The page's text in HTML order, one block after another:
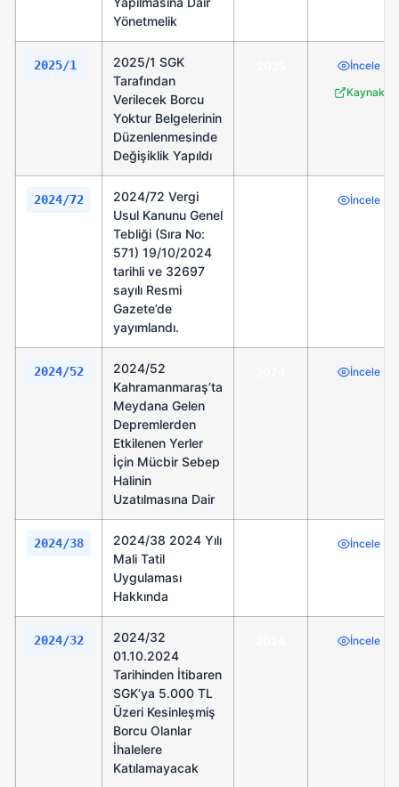
Yönetmelik
2025/1
2025/1 SGK
Tarafından
Verilecek Borcu
Yoktur Belgelerinin
Düzenlenmesinde
Değişiklik Yapıldı
İncele
Kaynak
2024/72
2024/72 Vergi
Usul Kanunu Genel
Tebliği (Sıra No:
571) 19/10/2024
tarihli ve 32697
sayılı Resmi
Gazete’de
yayımlandı.
İncele
2024/52
2024/52
Kahramanmaraş’ta
Meydana Gelen
Depremlerden
Etkilenen Yerler
İçin Mücbir Sebep
Halinin
Uzatılmasına Dair
İncele
2024/38
2024/38 2024 Yılı
Mali Tatil
Uygulaması
Hakkında
İncele
2024/32
2024/32
01.10.2024
Tarihinden İtibaren
SGK’ya 5.000 TL
Üzeri Kesinleşmiş
Borcu Olanlar
İhalelere
Katılamayacak
İncele